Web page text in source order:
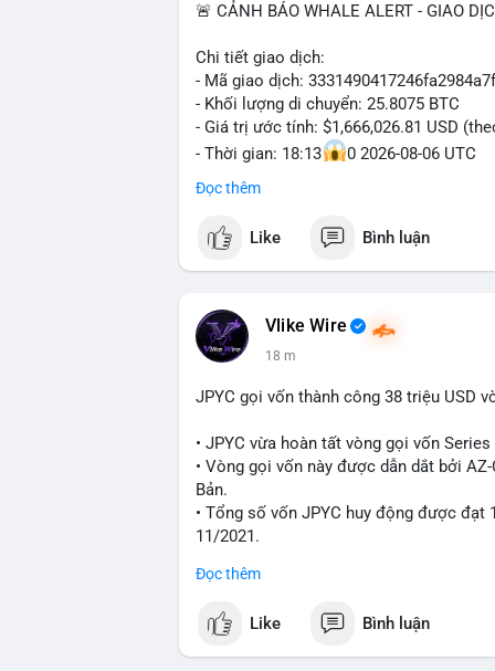
🚨 CẢNH BÁO WHALE ALERT - GIAO
Chi tiết giao dịch:
- Mã giao dịch:
- Khối lượng di chuyển: 25.8075 BTC
- Giá trị ước tính: $1,666,026.81 USD
- Thời gian: 18:13
0 2026-08-06 UTC
Nhận định phân tích hành vi của Cá voi
Khối lượng 25.8 BTC trị giá hơn 1.66
cho thấy dấu hiệu của một tổ chức
thể là bước khởi đầu cho việc phân bổ
hạn có thể gia tăng. Ngược lại, nếu
niềm tin cho thị trường. Mức giá $64,556
đáng chú ý, vì cá voi thường hành động
Lời khuyên ngắn gọn cho nhà đầu tư
Nhà đầu tư nên theo dõi sát dòng tiền
xúc; hãy chờ xác nhận hướng đi của
thời đặt lệnh dừng lỗ chặt chẽ để quản
#25dot8btc #dichuyen1_66trieuusd
Đọc thêm
Like Bình luận
Vlike Wire
18 m
JPYC gọi vốn thành công 38 triệu USD
• JPYC vừa hoàn tất vòng gọi vốn
• Vòng gọi vốn này được dẫn dắt bởi
Bản.
• Tổng số vốn JPYC huy động được
11/2021.
#jpyc #cryptonews
$btc $eth
Đọc thêm
Like Bình luận